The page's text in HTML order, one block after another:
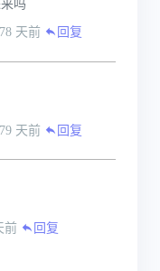
吗
天前 回复
天前 回复
前 回复